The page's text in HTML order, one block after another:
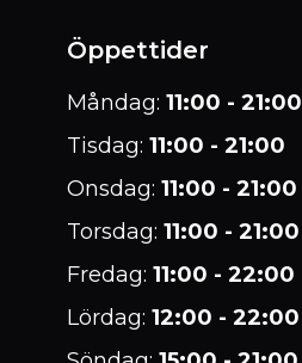
Öppettider
Måndag: 11:00 - 21:00
Tisdag: 11:00 - 21:00
Onsdag: 11:00 - 21:00
Torsdag: 11:00 - 21:00
Fredag: 11:00 - 22:00
Lördag: 12:00 - 22:00